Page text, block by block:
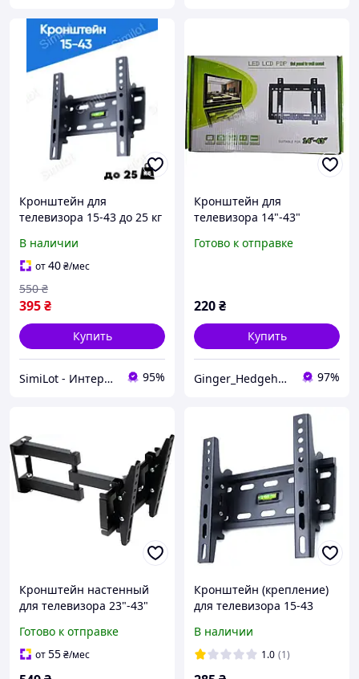
Кронштейн для
телевизора 15-43 до 25 кг
для телевизора
В наличии
от40₴/мес
395₴
550 ₴
Купить
SimiLot - Интернет-магазин популярных товаров 95%
Кронштейн для
телевизора 14"-43"
фиксированный, до 25 кг
Готово к отправке
220₴
Купить
Ginger_Hedgehogshop 97%
Кронштейн настенный
для телевизора 23"-43"
Готово к отправке
от55₴/мес
Кронштейн (крепление)
для телевизора 15-43
15"-43", V-Star V-20T,
нагрузка 25кг
В наличии
1.0 (1)